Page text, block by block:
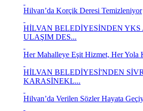
Hilvan’da Korçik Deresi Temizleniyor
HİLVAN BELEDİYESİNDEN
ULAŞIM DES...
Her Mahalleye Eşit Hizmet, Her Yola
HİLVAN BELEDİYESİ'NDEN
KARASİNEKL...
Hilvan’da Verilen Sözler Hayata